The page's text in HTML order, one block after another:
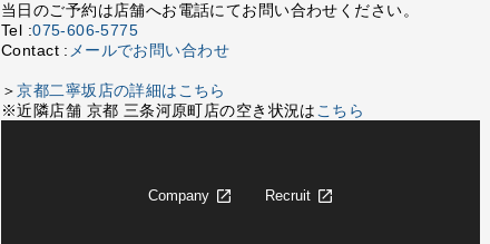
当日のご予約は店舗へお電話にてお問い合わせください。
Tel :075-606-5775
Contact : メールでお問い合わせ
＞京都二寧坂店の詳細はこちら
※近隣店舗 京都 三条河原町店の空き状況は こちら
Company Recruit